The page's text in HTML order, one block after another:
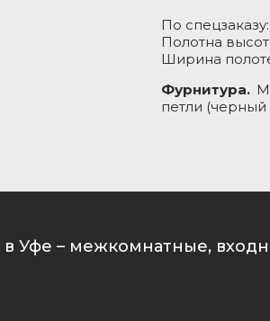
По спецзаказу:
Полотна
Ширина
Фурнитура.
петли (черный
Уфе – межкомнатные,